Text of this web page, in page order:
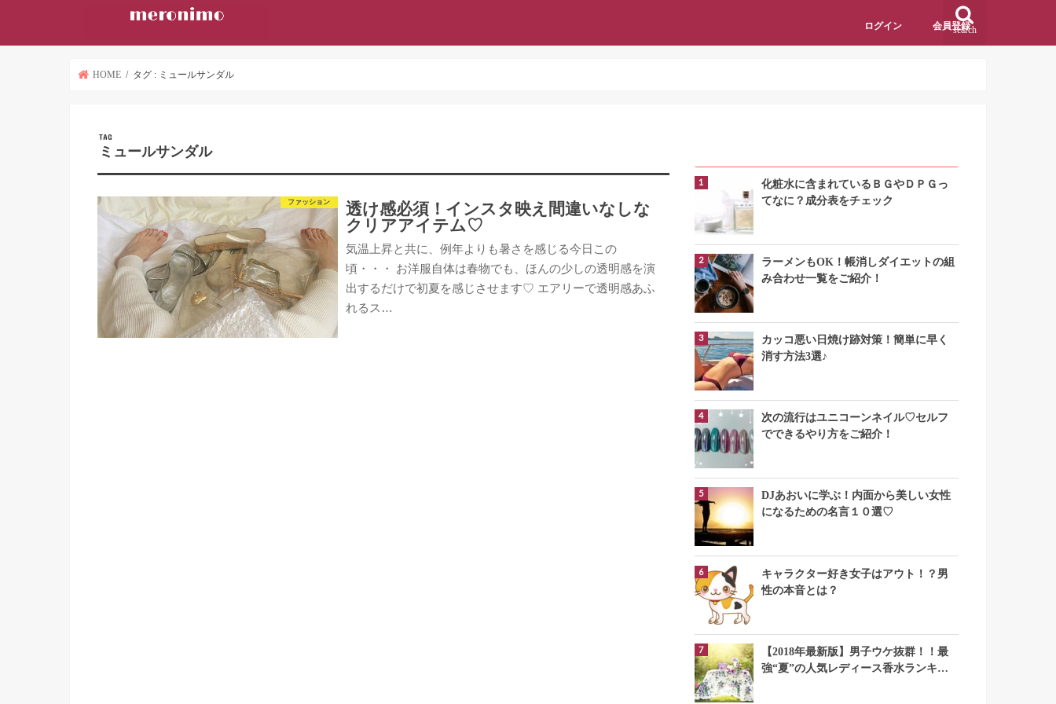
search
ログイン 会員登録
HOME タグ : ミュールサンダル
TAG
ミュールサンダル
ファッション
透け感必須！インスタ映え間違いなしな
クリアアイテム♡
気温上昇と共に、例年よりも暑さを感じる今日この
頃・・・ お洋服自体は春物でも、ほんの少しの透明感を演
出するだけで初夏を感じさせます♡ エアリーで透明感あふ
れるス…
化粧水に含まれているＢＧやＤＰＧっ
てなに？成分表をチェック
ラーメンもOK！帳消しダイエットの組
み合わせ一覧をご紹介！
カッコ悪い日焼け跡対策！簡単に早く
消す方法3選♪
次の流行はユニコーンネイル♡セルフ
でできるやり方をご紹介！
DJあおいに学ぶ！内面から美しい女性
になるための名言１０選♡
キャラクター好き女子はアウト！？男
性の本音とは？
【2018年最新版】男子ウケ抜群！！最
強“夏”の人気レディース香水ランキン